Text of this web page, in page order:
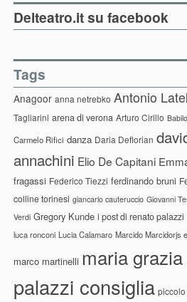
Delteatro.it su facebook
Tags
Anagoor anna netrebko Antonio
Tagliarini arena di verona Arturo Cirillo
Carmelo Rifici danza Daria Deflorian
annachini Elio De Capitani
fragassi Federico Tiezzi ferdinando bruni
colline torinesi giancarlo cauteruccio Giovanni
Verdi Gregory Kunde i post di renato palazzi
luca ronconi Lucia Calamaro Marcido Marcidorjs
marco martinelli maria
palazzi consiglia piccolo